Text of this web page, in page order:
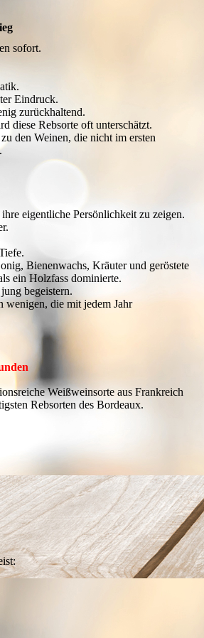
sofort.
Eindruck.
zurückhaltend.
diese Rebsorte oft unterschätzt.
den Weinen, die nicht im ersten
eigentliche Persönlichkeit zu zeigen.
Bienenwachs, Kräuter und geröstete
ein Holzfass dominierte.
begeistern.
wenigen, die mit jedem Jahr
Weißweinsorte aus Frankreich
Rebsorten des Bordeaux.